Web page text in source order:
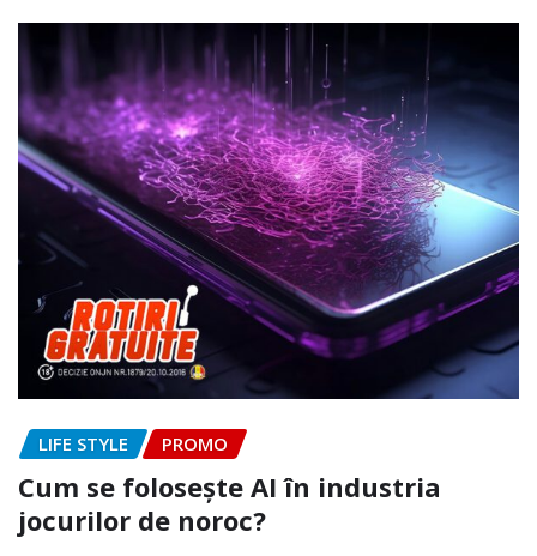
LIFE STYLE PROMO
Cum se folosește AI în industria
jocurilor de noroc?